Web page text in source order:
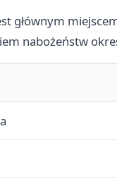
głównym
nabożeństw